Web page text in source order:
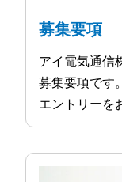
募集要項
アイ電気通信
募集要項です。
エントリーを